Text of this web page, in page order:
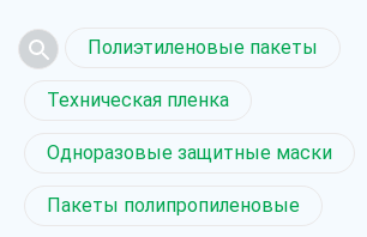
Полиэтиленовые пакеты
Техническая пленка
Одноразовые защитные маски
Пакеты полипропиленовые